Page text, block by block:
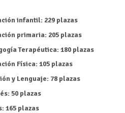
infantil: 229 plazas
primaria: 205 plazas
Terapéutica: 180 plazas
Física: 105 plazas
y Lenguaje: 78 plazas
50 plazas
165 plazas